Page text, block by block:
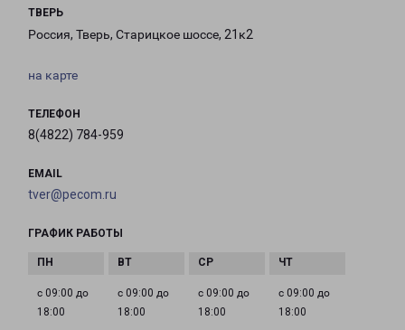
ТВЕРЬ
Россия, Тверь, Старицкое шоссе, 21к2
на карте
ТЕЛЕФОН
8(4822) 784-959
EMAIL
tver@pecom.ru
ГРАФИК РАБОТЫ
с 09:00 до
18:00
с 09:00 до
18:00
с 09:00 до
18:00
с 09:00 до
18:00